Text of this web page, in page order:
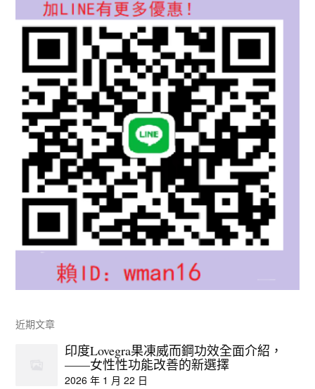
近期文章
印度Lovegra果凍威而鋼功效全面介紹，
——女性性功能改善的新選擇
2026 年 1 月 22 日